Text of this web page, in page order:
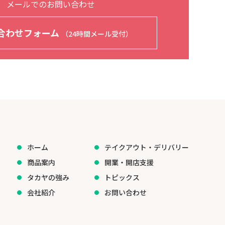
メールでのお問い合わせ
わせフォーム （24時間メール受付）
ホーム
商品案内
タカヤの強み
会社紹介
テイクアウト・デリバリー
開業・開店支援
トピックス
お問い合わせ